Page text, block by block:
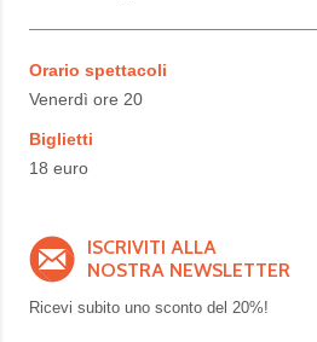
Orario spettacoli
Venerdì ore 20
Biglietti
18 euro
ISCRIVITI ALLA
NOSTRA NEWSLETTER
Ricevi subito uno sconto del 20%!